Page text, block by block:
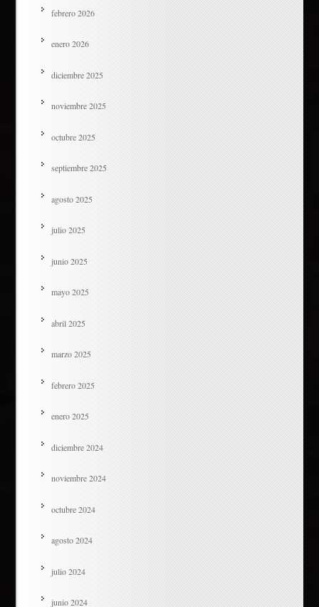
febrero 2026
enero 2026
diciembre 2025
noviembre 2025
octubre 2025
septiembre 2025
agosto 2025
julio 2025
junio 2025
mayo 2025
abril 2025
marzo 2025
febrero 2025
enero 2025
diciembre 2024
noviembre 2024
octubre 2024
agosto 2024
julio 2024
junio 2024